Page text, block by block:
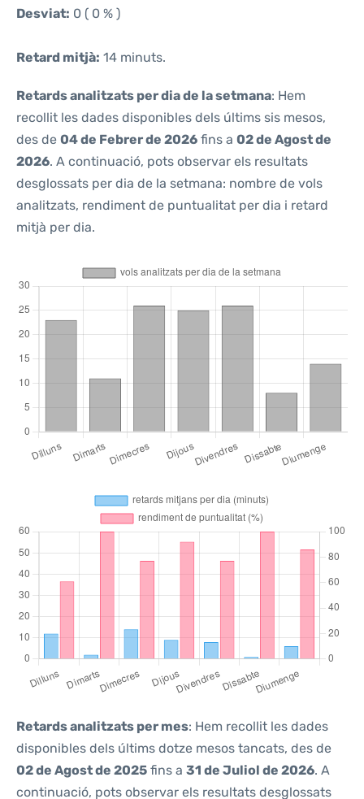
Desviat: 0 ( 0 % )
Retard mitjà: 14 minuts.
Retards analitzats per dia de la setmana: Hem
recollit les dades disponibles dels últims sis mesos,
des de 04 de Febrer de 2026 fins a 02 de Agost de
2026. A continuació, pots observar els resultats
desglossats per dia de la setmana: nombre de vols
analitzats, rendiment de puntualitat per dia i retard
mitjà per dia.
Retards analitzats per mes: Hem recollit les dades
disponibles dels últims dotze mesos tancats, des de
02 de Agost de 2025 fins a 31 de Juliol de 2026. A
continuació, pots observar els resultats desglossats